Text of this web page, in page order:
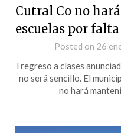
Cutral Co no
escuelas por falta
Posted on 26
l regreso a clases
no será sencillo. El
no hará